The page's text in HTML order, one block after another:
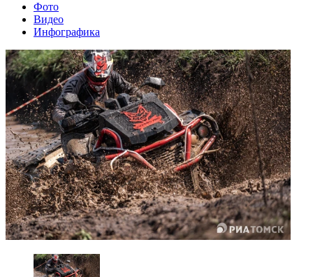
Фото
Видео
Инфографика